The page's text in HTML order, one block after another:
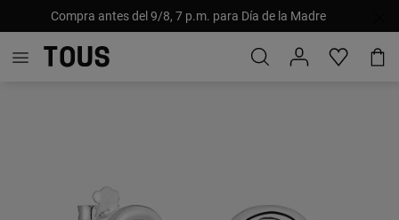
Compra antes del 9/8, 7 p.m. para Día de la Madre